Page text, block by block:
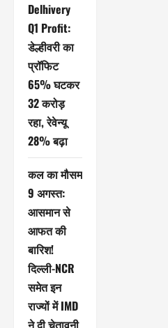
Delhivery
Q1 Profit:
डेल्हीवरी का
प्रॉफिट
65% घटकर
32 करोड़
रहा, रेवेन्यू
28% बढ़ा
कल का मौसम
9 अगस्त:
आसमान से
आफत की
बारिश!
दिल्ली-NCR
समेत इन
राज्यों में IMD